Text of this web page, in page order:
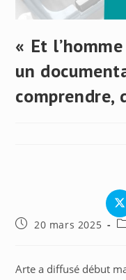
« Et
un
comprendre,
Publication
20 mars 2025
Arte a diffusé début